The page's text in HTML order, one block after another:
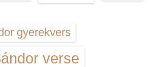
gyerekvers
verse